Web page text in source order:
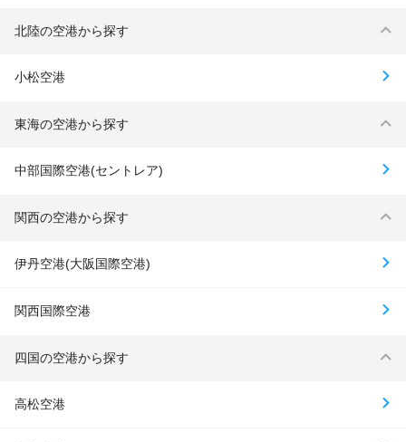
北陸の空港から探す
小松空港
東海の空港から探す
中部国際空港(セントレア)
関西の空港から探す
伊丹空港(大阪国際空港)
関西国際空港
四国の空港から探す
高松空港